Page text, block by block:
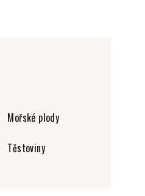
Mořské plody
Těstoviny